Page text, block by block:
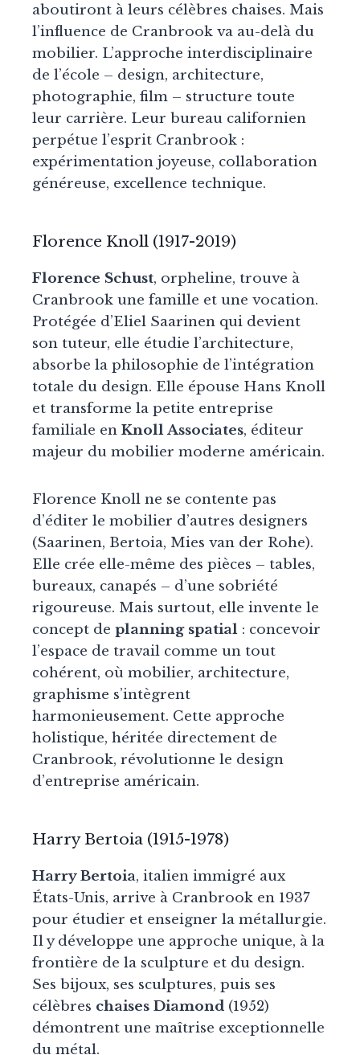
aboutiront à leurs célèbres chaises. Mais
l’influence de Cranbrook va au-delà du
mobilier. L’approche interdisciplinaire
de l’école – design, architecture,
photographie, film – structure toute
leur carrière. Leur bureau californien
perpétue l’esprit Cranbrook :
expérimentation joyeuse, collaboration
généreuse, excellence technique.
Florence Knoll (1917-2019)
Florence Schust, orpheline, trouve à
Cranbrook une famille et une vocation.
Protégée d’Eliel Saarinen qui devient
son tuteur, elle étudie l’architecture,
absorbe la philosophie de l’intégration
totale du design. Elle épouse Hans Knoll
et transforme la petite entreprise
familiale en Knoll Associates, éditeur
majeur du mobilier moderne américain.
Florence Knoll ne se contente pas
d’éditer le mobilier d’autres designers
(Saarinen, Bertoia, Mies van der Rohe).
Elle crée elle-même des pièces – tables,
bureaux, canapés – d’une sobriété
rigoureuse. Mais surtout, elle invente le
concept de planning spatial : concevoir
l’espace de travail comme un tout
cohérent, où mobilier, architecture,
graphisme s’intègrent
harmonieusement. Cette approche
holistique, héritée directement de
Cranbrook, révolutionne le design
d’entreprise américain.
Harry Bertoia (1915-1978)
Harry Bertoia, italien immigré aux
États-Unis, arrive à Cranbrook en 1937
pour étudier et enseigner la métallurgie.
Il y développe une approche unique, à la
frontière de la sculpture et du design.
Ses bijoux, ses sculptures, puis ses
célèbres chaises Diamond (1952)
démontrent une maîtrise exceptionnelle
du métal.